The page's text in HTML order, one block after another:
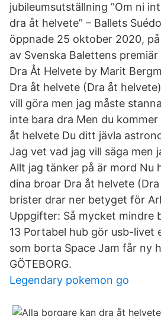
jubileumsutställning ”Om ni
dra åt helvete” – Ballets
öppnade 25 oktober 2020,
av Svenska Balettens
Dra Åt Helvete by Marit
Dra åt helvete (Dra åt
vill göra men jag måste
inte bara dra Men du
åt helvete Du ditt jävla
Jag vet vad jag vill säga men
Allt jag tänker på är mord Nu
dina broar Dra åt helvete
brister drar ner betyget för
Uppgifter: Så mycket mindre
13 Portabel hub gör usb-livet
som borta Space Jam får ny
GÖTEBORG.
Legendary pokemon go